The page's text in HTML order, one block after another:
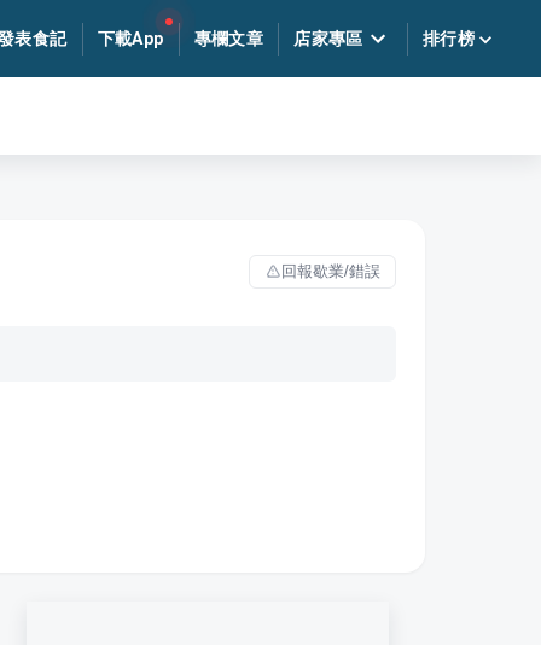
表食記 下載App 專欄文章 店家專區 排行榜
回報歇業/錯誤